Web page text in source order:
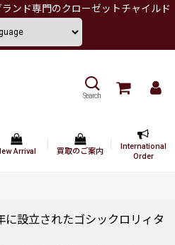
ンド専門のクローゼットチャイルド
Search
Arrival 買取のご案内
International
Order
に設立されたゴシックロリィタ